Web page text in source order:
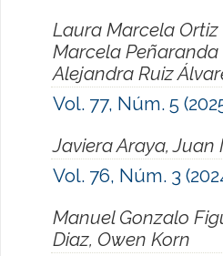
Laura Marcela
Marcela Peñaranda
Alejandra Ruiz
Vol. 77, Núm. 5
Javiera Araya, Juan
Vol. 76, Núm. 3
Manuel Gonzalo
Diaz, Owen Korn